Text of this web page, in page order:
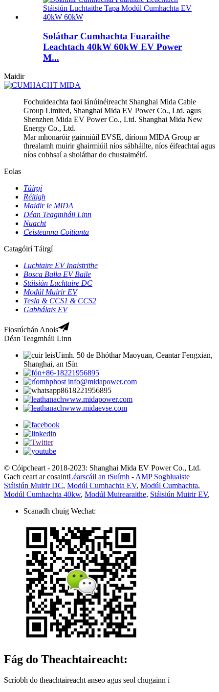
Soláthar Cumhachta Fuaraithe
Leachtach 40kW 60kW EV Power
M...
Maidir
Fochuideachta faoi lánúinéireacht Shanghai Mida Cable
Group Limited, Shanghai Mida EV Power Co., Ltd. agus
Shenzhen Mida EV Power Co., Ltd. Shanghai Mida New
Energy Co., Ltd.
Mar mhonaróir gairmiúil EVSE, díríonn MIDA Group ar
threalamh muirir ghairmiúil níos sábháilte, níos éifeachtaí agus
níos cobhsaí a sholáthar do chustaiméirí.
Eolas
Táirgí
Réitigh
Maidir le MIDA
Déan Teagmháil Linn
Nuacht
Ceisteanna Coitianta
Catagóirí Táirgí
Luchtaire EV Inaistrithe
Bosca Balla EV Baile
Stáisiún Luchtaire DC
Modúl Muirir EV
Tesla & CCS1 & CCS2
Gabhálais EV
Fiosrúchán Anois
Déan Teagmháil Linn
Uimh. 50 de Bhóthar Maoyuan, Ceantar Fengxian,
Shanghai, an tSín
+86-18221956895
info@midapower.com
8618221956895
www.midapower.com
www.midaevse.com
© Cóipcheart - 2018-2023: Shanghai Mida EV Power Co., Ltd.
Gach ceart ar cosaintLéarscáil an tSuímh - AMP Soghluaiste
Stáisiún Muirir DC, Modúl Cumhachta EV, Modúl Cumhachta,
Modúl Cumhachta 40kw, Modúl Muirearaithe, Stáisiún Muirir EV,
Scanadh chuig Wechat:
Fág do Theachtaireacht:
Scríobh do theachtaireacht anseo agus seol chugainn í